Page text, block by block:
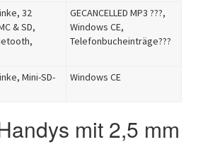
32
& SD,
GECANCELLED MP3 ???,
Windows CE,
Telefonbucheinträge???
Mini-SD-
Windows CE
mit 2,5 mm